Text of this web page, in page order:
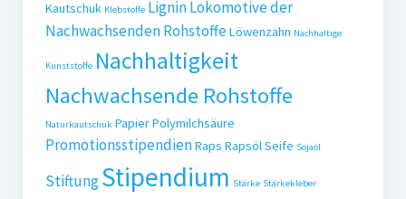
Kautschuk Klebstoffe LigninLokomotive der
Nachwachsenden RohstoffeLöwenzahn Nachhaltige
Kunststoffe Nachhaltigkeit
Nachwachsende Rohstoffe
Naturkautschuk PapierPolymilchsäure
PromotionsstipendienRaps RapsölSeife Sojaöl
StiftungStipendium Stärke Stärkekleber